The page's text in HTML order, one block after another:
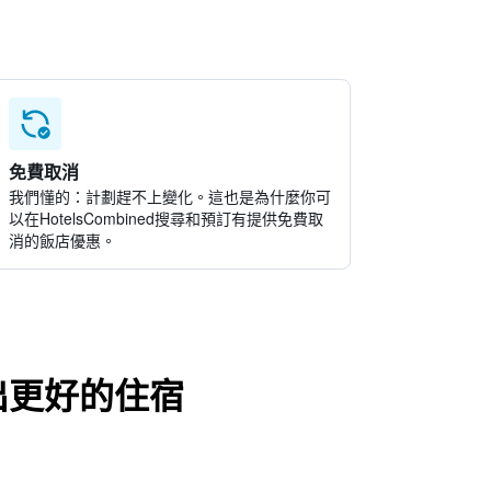
免費取消
我們懂的：計劃趕不上變化。這也是為什麼你可
以在HotelsCombined搜尋和預訂有提供免費取
消的飯店優惠。
好的住宿